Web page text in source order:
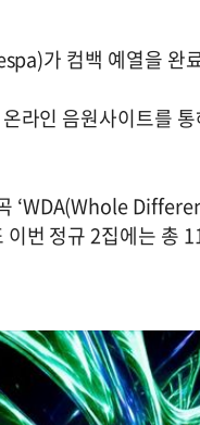
가 컴백 예열을 완
라인 음원사이트를
‘WDA(Whole
번 정규 2집에는 총